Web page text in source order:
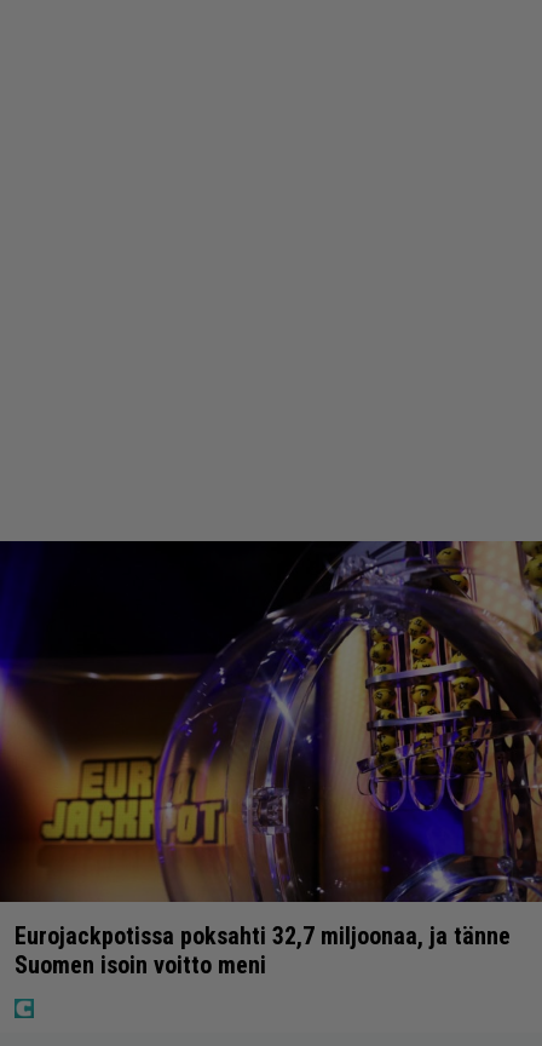
Eurojackpotissa poksahti 32,7 miljoonaa, ja tänne
Suomen isoin voitto meni